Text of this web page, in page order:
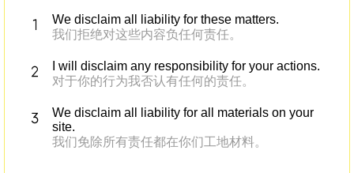
We disclaim all liability for these matters.
我们拒绝对这些内容负任何责任。
I will disclaim any responsibility for your actions.
对于你的行为我否认有任何的责任。
We disclaim all liability for all materials on your
site.
我们免除所有责任都在你们工地材料。